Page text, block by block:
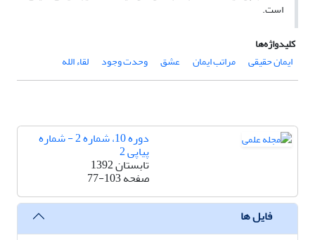
است.
کلیدواژه‌ها
ایمان حقیقی
مراتب ایمان عشق وحدت وجود لقاء الله
دوره 10، شماره 2 - شماره
پیاپی 2
تابستان 1392
صفحه77-103
فایل ها